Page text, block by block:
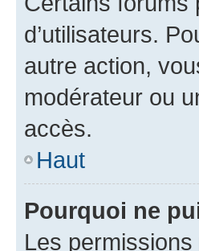
d’utilisateurs.
autre action,
modérateur ou
accès.
Haut
Pourquoi ne
Les